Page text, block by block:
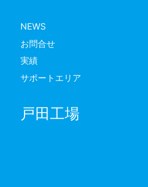
NEWS
お問合せ
実績
サポートエリア
戸田工場